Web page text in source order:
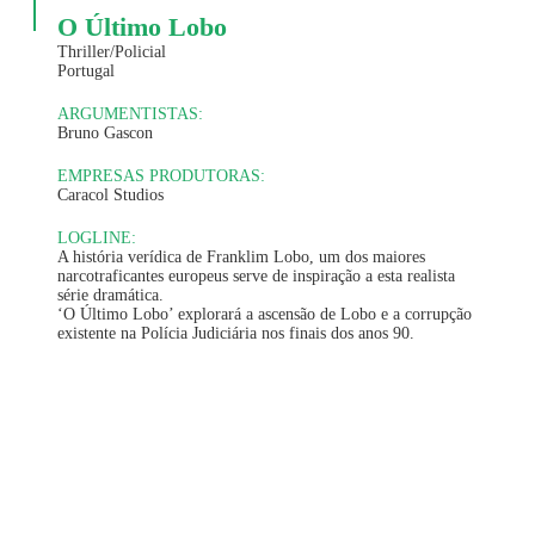
O Último Lobo
Thriller/Policial
Portugal
ARGUMENTISTAS:
Bruno Gascon
EMPRESAS PRODUTORAS:
Caracol Studios
LOGLINE:
A história verídica de Franklim Lobo, um dos maiores
narcotraficantes europeus serve de inspiração a esta realista
série dramática.
‘O Último Lobo’ explorará a ascensão de Lobo e a corrupção
existente na Polícia Judiciária nos finais dos anos 90.